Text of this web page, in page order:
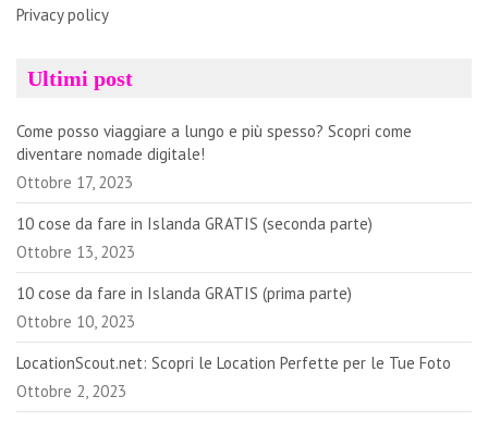
Privacy policy
Ultimi post
Come posso viaggiare a lungo e più spesso? Scopri come
diventare nomade digitale!
Ottobre 17, 2023
10 cose da fare in Islanda GRATIS (seconda parte)
Ottobre 13, 2023
10 cose da fare in Islanda GRATIS (prima parte)
Ottobre 10, 2023
LocationScout.net: Scopri le Location Perfette per le Tue Foto
Ottobre 2, 2023